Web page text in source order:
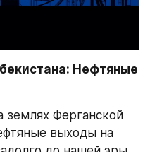
Нефтяные
землях Ферганской
выходы на